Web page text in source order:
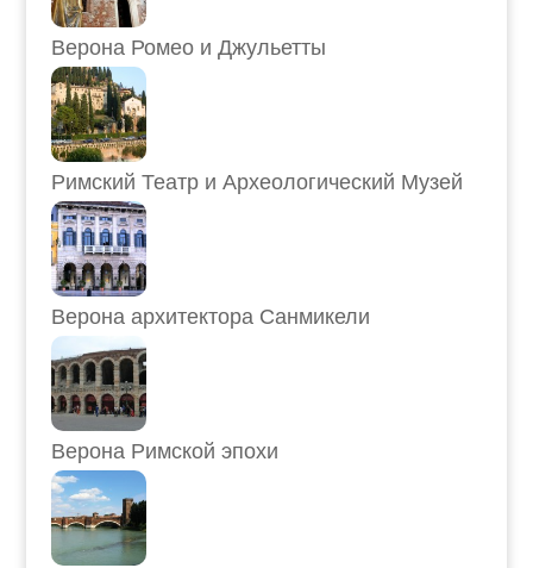
Верона Ромео и Джульетты
Римский Театр и Археологический Музей
Верона архитектора Санмикели
Верона Римской эпохи